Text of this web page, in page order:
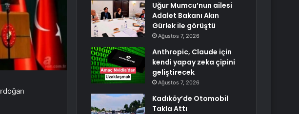
Uğur Mumcu’nun ailesi
Adalet Bakanı Akın
Gürlek ile görüştü
Ağustos 7, 2026
Anthropic, Claude için
kendi yapay zeka çipini
geliştirecek
Ağustos 7, 2026
Kadıköy’de Otomobil
Takla Attı